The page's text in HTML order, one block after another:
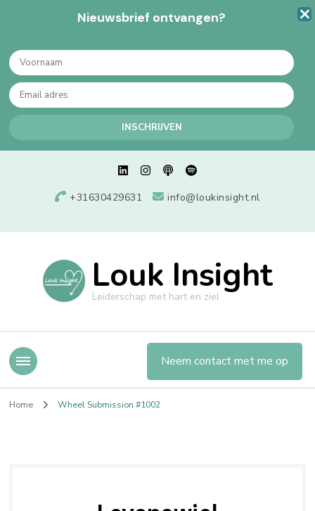
Nieuwsbrief ontvangen?
+31630429631 info@loukinsight.nl
Louk Insight
Leiderschap met hart en ziel
Neem contact met me op
Home Wheel Submission #1002